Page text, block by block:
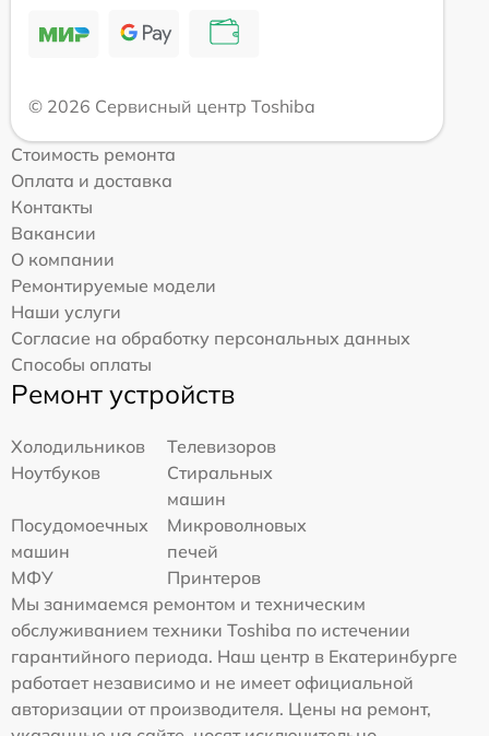
© 2026 Сервисный центр Toshiba
Стоимость ремонта
Оплата и доставка
Контакты
Вакансии
О компании
Ремонтируемые модели
Наши услуги
Согласие на обработку персональных данных
Способы оплаты
Ремонт устройств
Холодильников
Телевизоров
Ноутбуков
Стиральных
машин
Посудомоечных
машин
Микроволновых
печей
МФУ
Принтеров
Мы занимаемся ремонтом и техническим
обслуживанием техники Toshiba по истечении
гарантийного периода. Наш центр в Екатеринбурге
работает независимо и не имеет официальной
авторизации от производителя. Цены на ремонт,